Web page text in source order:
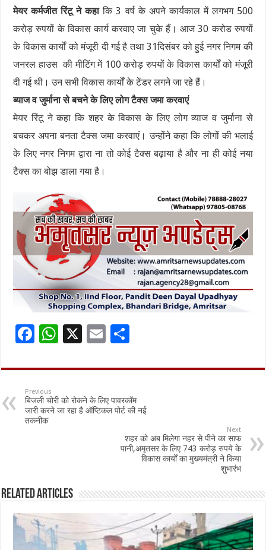
मेयर कर्मजीत रिंटू ने कहाकि 3 वर्ष के अपने कार्यकाल में लगभग 500
करोड़ रुपयों के विकास कार्य करवाए जा चुके हैं। आज 30 करोड रुपयों
के विकास कार्यों को मंजूरी दी गई है तथा 31दिसंबर को हुई नगर निगम की
जनरल हाउस की मीटिंग में 100 करोड़ रुपयों के विकास कार्यों को मंजूरी
दी गई थी। उन सभी विकास कार्यों के टेंडर लगने जा रहे हैं।
ब्याज व जुर्माना से बचने के लिए लोग टैक्स जमा करवाएं
मेयर रिंटू ने कहा कि शहर के विकास के लिए लोग व्याज व जुर्माना से
बचकर अपना बनता टैक्स जमा करवाएं। उन्होंने कहा कि लोगों की भलाई
के लिए नगर निगम द्वारा ना तो कोई टैक्स बढ़ाया है और ना ही कोई नया
टैक्स का बोझ डाला गया है।
F
e
b
o
o
W
at
sA
p
X
E
ai ar
e
Previous
बिजली चोरी को रोकने के लिए पावरकॉम
जारी करने जा रहा है ऑप्टिकल पोर्ट की नई
तकनीक
Next
शहर को अब मिलेगा नहर से पीने का साफ
पानी,अमृतसर के लिए 743 करोड़ रुपये के
विकास कार्यों का मुख्यमंत्री ने किया
शुभारंभ
Related Articles